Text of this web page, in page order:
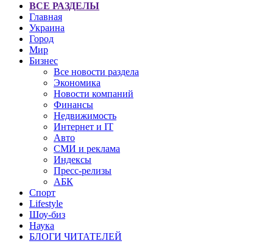
ВСЕ РАЗДЕЛЫ
Главная
Украина
Город
Мир
Бизнес
Все новости раздела
Экономика
Новости компаний
Финансы
Недвижимость
Интернет и IT
Авто
СМИ и реклама
Индексы
Пресс-релизы
АБК
Спорт
Lifestyle
Шоу-биз
Наука
БЛОГИ ЧИТАТЕЛЕЙ